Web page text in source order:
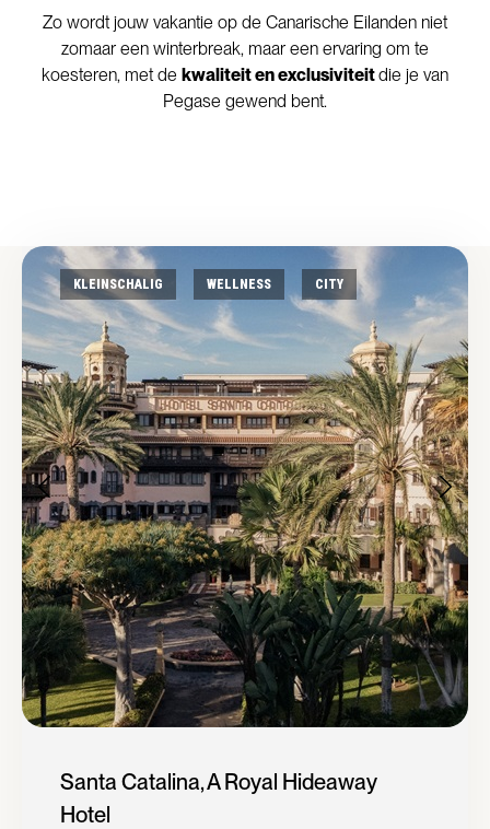
Zo wordt jouw vakantie op de Canarische Eilanden niet
zomaar een winterbreak, maar een ervaring om te
koesteren, met de kwaliteit en exclusiviteitdie je van
Pegase gewend bent.
KLEINSCHALIG WELLNESS CITY
Santa Catalina, A Royal Hideaway
Hotel